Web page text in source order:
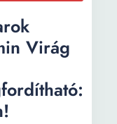
Virág